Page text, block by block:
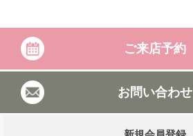
ご来店予約
お問い合わせ